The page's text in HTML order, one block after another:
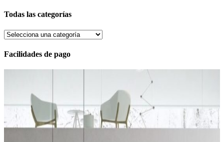
Todas las categorías
Facilidades de pago